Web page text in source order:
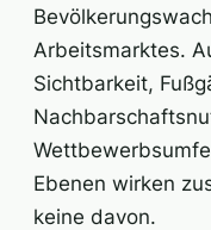
Arbeitsmarktes.
Sichtbarkeit,
Ebenen wirken
keine davon.